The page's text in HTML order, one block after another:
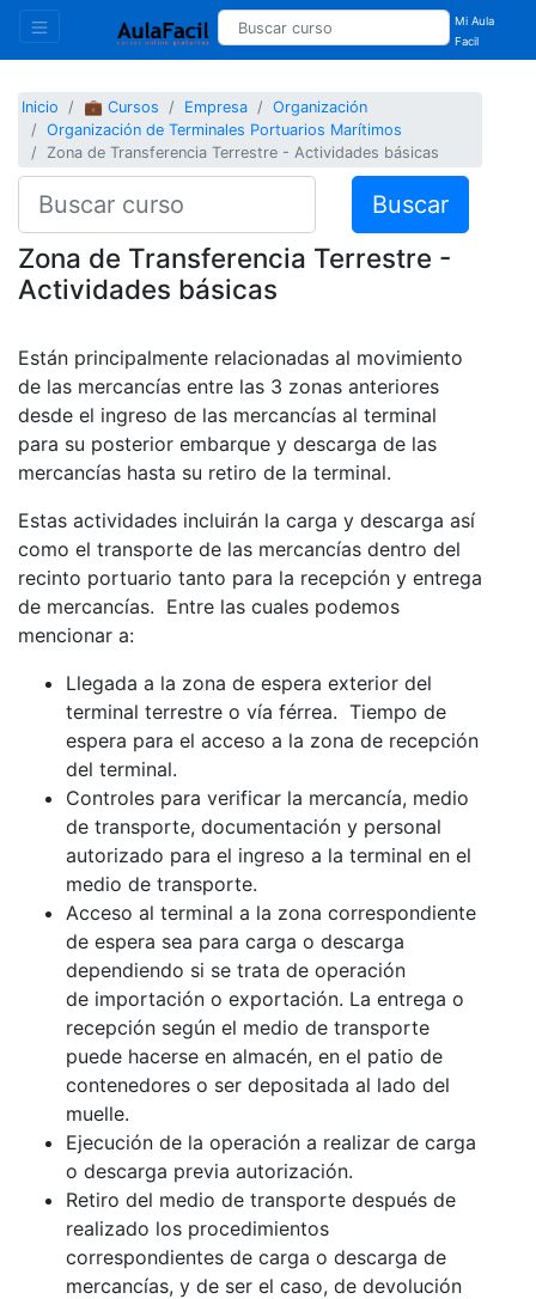
Mi Aula
Facil
Inicio 💼 Cursos Empresa
Organización
Organización de Terminales Portuarios Marítimos
Zona de Transferencia Terrestre - Actividades básicas
Buscar
Zona de Transferencia Terrestre -
Actividades básicas
Están principalmente relacionadas al movimiento
de las mercancías entre las 3 zonas anteriores
desde el ingreso de las mercancías al terminal
para su posterior embarque y descarga de las
mercancías hasta su retiro de la terminal.
Estas actividades incluirán la carga y descarga así
como el transporte de las mercancías dentro del
recinto portuario tanto para la recepción y entrega
de mercancías. Entre las cuales podemos
mencionar a:
Llegada a la zona de espera exterior del
terminal terrestre o vía férrea. Tiempo de
espera para el acceso a la zona de recepción
del terminal.
Controles para verificar la mercancía, medio
de transporte, documentación y personal
autorizado para el ingreso a la terminal en el
medio de transporte.
Acceso al terminal a la zona correspondiente
de espera sea para carga o descarga
dependiendo si se trata de operación
de importación o exportación. La entrega o
recepción según el medio de transporte
puede hacerse en almacén, en el patio de
contenedores o ser depositada al lado del
muelle.
Ejecución de la operación a realizar de carga
o descarga previa autorización.
Retiro del medio de transporte después de
realizado los procedimientos
correspondientes de carga o descarga de
mercancías, y de ser el caso, de devolución